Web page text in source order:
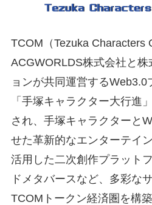
TCOM（Tezuka Characters
ACGWORLDS株式会社と
ョンが共同運営するWeb3.0
「手塚キャラクター大行進
され、手塚キャラクターと
せた革新的なエンターテイ
活用した二次創作プラット
ドメタバースなど、多彩な
TCOMトークン経済圏を構